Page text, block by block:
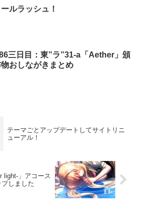
ールラッシュ！
三日目：東”ラ”31-a「Aether」頒
おしながきまとめ
テーマごとアップデートしてサイトリニ
ューアル！
light-」アコース
しました